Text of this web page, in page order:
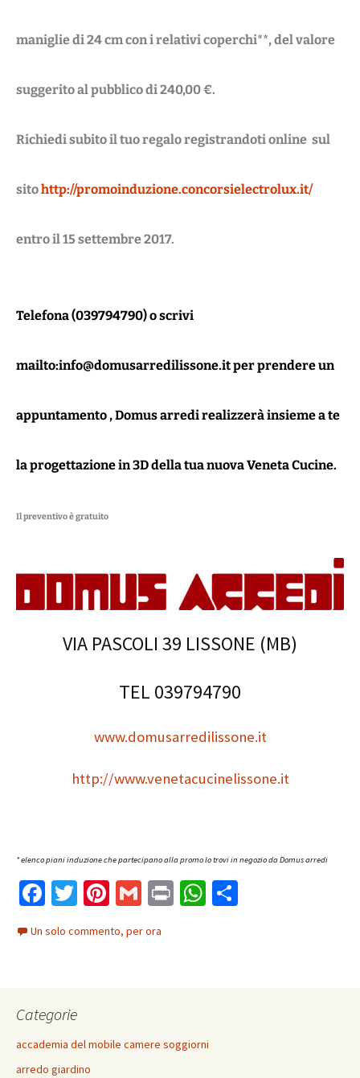
maniglie di 24 cm con i relativi coperchi**, del valore
suggerito al pubblico di 240,00 €.
Richiedi subito il tuo regalo registrandoti online sul
sitohttp://promoinduzione.concorsielectrolux.it/
entro il 15 settembre 2017.
Telefona (039794790) o scrivi
mailto:info@domusarredilissone.itper prendere un
appuntamento , Domus arredi realizzerà insieme a te
la progettazione in 3D della tua nuova Veneta Cucine.
Il preventivo è gratuito
VIA PASCOLI 39 LISSONE (MB)
TEL 039794790
www.domusarredilissone.it
http://www.venetacucinelissone.it
* elenco piani induzione che partecipano alla promo lo trovi in negozio da Domus arredi
Fa
ce
b
k
T
tt
Pi
nt
er
G
ai
Pr W
Un solo commento, per ora
Categorie
accademia del mobile camere soggiorni
arredo giardino